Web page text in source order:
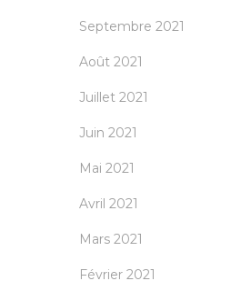
Septembre 2021
Août 2021
Juillet 2021
Juin 2021
Mai 2021
Avril 2021
Mars 2021
Février 2021